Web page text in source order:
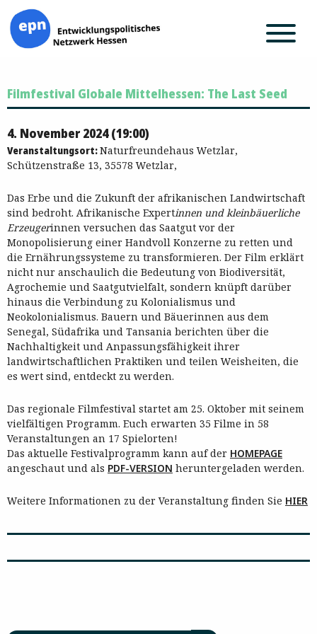
Inhalt
springen
Filmfestival Globale Mittelhessen: The Last Seed
4. November 2024 (19:00)
Veranstaltungsort:Naturfreundehaus Wetzlar,
Schützenstraße 13, 35578 Wetzlar,
Das Erbe und die Zukunft der afrikanischen Landwirtschaft
sind bedroht. Afrikanische Expertinnen und kleinbäuerliche
Erzeugerinnen versuchen das Saatgut vor der
Monopolisierung einer Handvoll Konzerne zu retten und
die Ernährungssysteme zu transformieren. Der Film erklärt
nicht nur anschaulich die Bedeutung von Biodiversität,
Agrochemie und Saatgutvielfalt, sondern knüpft darüber
hinaus die Verbindung zu Kolonialismus und
Neokolonialismus. Bauern und Bäuerinnen aus dem
Senegal, Südafrika und Tansania berichten über die
Nachhaltigkeit und Anpassungsfähigkeit ihrer
landwirtschaftlichen Praktiken und teilen Weisheiten, die
es wert sind, entdeckt zu werden.
Das regionale Filmfestival startet am 25. Oktober mit seinem
vielfältigen Programm. Euch erwarten 35 Filme in 58
Veranstaltungen an 17 Spielorten!
Das aktuelle Festivalprogramm kann auf der HOMEPAGE
angeschaut und als PDF-VERSION heruntergeladen werden.
Weitere Informationen zu der Veranstaltung finden Sie HIER